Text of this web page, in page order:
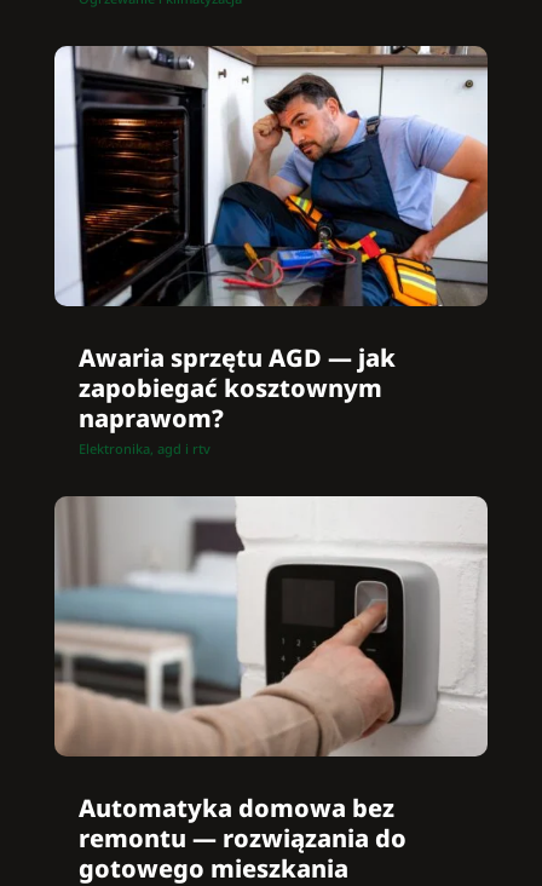
Awaria sprzętu AGD — jak
zapobiegać kosztownym
naprawom?
Elektronika, agd i rtv
Automatyka domowa bez
remontu — rozwiązania do
gotowego mieszkania